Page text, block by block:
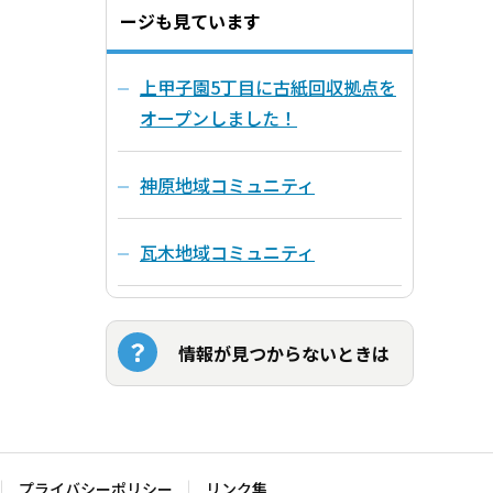
ージも見ています
上甲子園5丁目に古紙回収拠点を
オープンしました！
神原地域コミュニティ
瓦木地域コミュニティ
情報が見つからないときは
プライバシーポリシー リンク集